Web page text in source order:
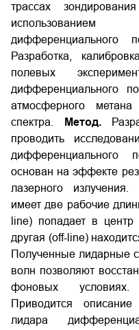
трассах
дифференциального
Разработка,
полевых
дифференциального
атмосферного
спектра.
Метод.
проводить
дифференциального
основан на эффекте
лазерного
имеет две рабочие
line) попадает в
другая (off-line)
Полученные лидарные
волн позволяют
фоновых
Приводится
лидара